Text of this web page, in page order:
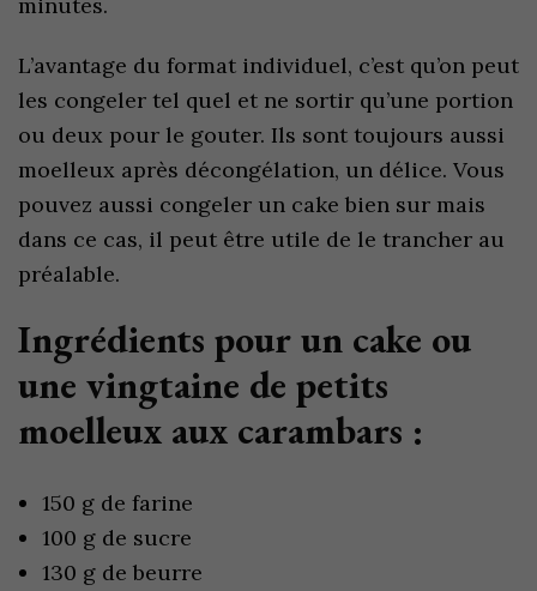
minutes.
L’avantage du format individuel, c’est qu’on peut
les congeler tel quel et ne sortir qu’une portion
ou deux pour le gouter. Ils sont toujours aussi
moelleux après décongélation, un délice. Vous
pouvez aussi congeler un cake bien sur mais
dans ce cas, il peut être utile de le trancher au
préalable.
Ingrédients pour un cake ou
une vingtaine de petits
moelleux aux carambars :
150 g de farine
100 g de sucre
130 g de beurre